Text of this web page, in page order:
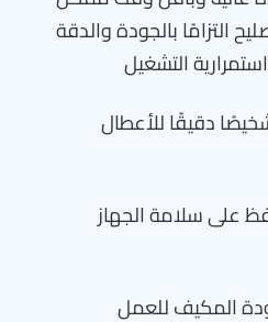
التزامًا بالجودة والدقة
التشغيل
دقيقًا للأعطال
على سلامة الجهاز
المكيف للعمل